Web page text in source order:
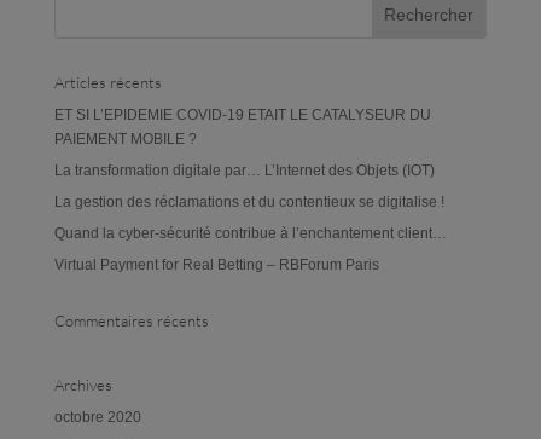
Articles récents
ET SI L’EPIDEMIE COVID-19 ETAIT LE CATALYSEUR DU
PAIEMENT MOBILE ?
La transformation digitale par… L’Internet des Objets (IOT)
La gestion des réclamations et du contentieux se digitalise !
Quand la cyber-sécurité contribue à l’enchantement client…
Virtual Payment for Real Betting – RBForum Paris
Commentaires récents
Archives
octobre 2020